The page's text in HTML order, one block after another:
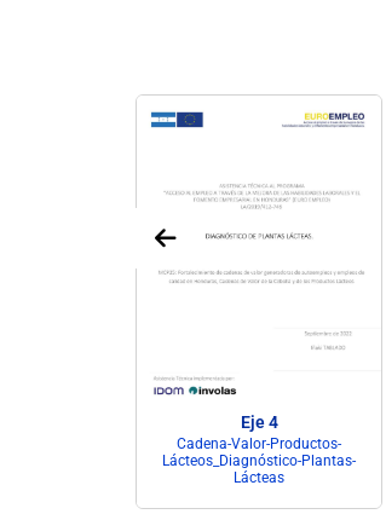
Eje 4
Cadena-Valor-Productos-
Lácteos_Diagnóstico-Plantas-
Lácteas